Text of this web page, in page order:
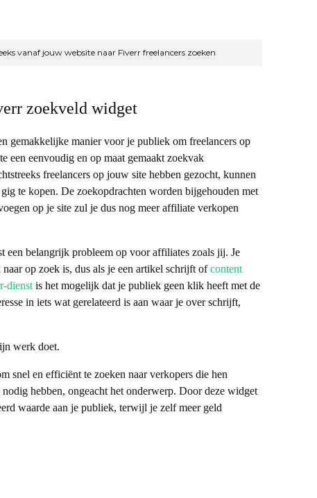
vanaf jouw website naar Fiverr freelancers zoeken
zoekveld widget
gemakkelijke manier voor je publiek om freelancers op
een eenvoudig en op maat gemaakt zoekvak
freelancers op jouw site hebben gezocht, kunnen
te kopen. De zoekopdrachten worden bijgehouden met
op je site zul je dus nog meer affiliate verkopen
een belangrijk probleem op voor affiliates zoals jij. Je
op zoek is, dus als je een artikel schrijft ofcontent
dienstis het mogelijk dat je publiek geen klik heeft met de
in iets wat gerelateerd is aan waar je over schrijft,
werk doet.
snel en efficiënt te zoeken naar verkopers die hen
hebben, ongeacht het onderwerp. Door deze widget
waarde aan je publiek, terwijl je zelf meer geld